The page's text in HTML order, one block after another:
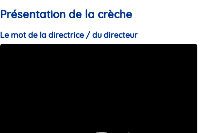
Présentation de la crèche
Le mot de la directrice / du directeur